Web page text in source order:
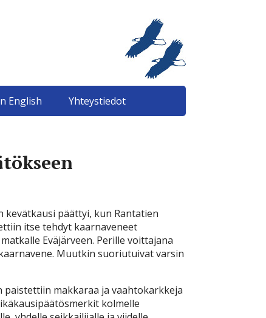
English Yhteystiedot
kevätkausi päättyi, kun Rantatien
itse tehdyt kaarnaveneet
Eväjärveen. Perille voittajana
Muutkin suoriutuivat varsin
paistettiin makkaraa ja vaahtokarkkeja
kolmelle